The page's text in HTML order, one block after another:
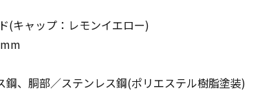
(キャップ：レモンイエロー)
、胴部／ステンレス鋼(ポリエステル樹脂塗装)